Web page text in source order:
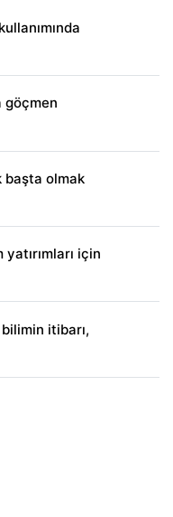
göçmen
başta olmak
için
itibarı,